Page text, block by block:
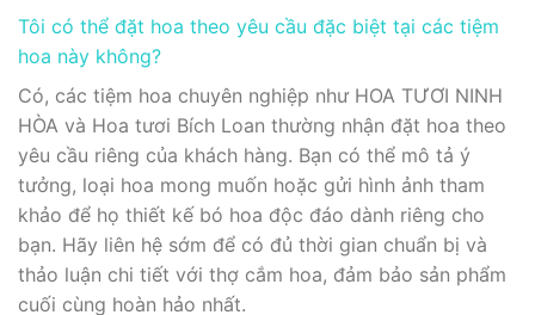
Tôi có thể đặt hoa theo yêu cầu đặc biệt tại các tiệm
hoa này không?
Có, các tiệm hoa chuyên nghiệp như HOA TƯƠI NINH
HÒA và Hoa tươi Bích Loan thường nhận đặt hoa theo
yêu cầu riêng của khách hàng. Bạn có thể mô tả ý
tưởng, loại hoa mong muốn hoặc gửi hình ảnh tham
khảo để họ thiết kế bó hoa độc đáo dành riêng cho
bạn. Hãy liên hệ sớm để có đủ thời gian chuẩn bị và
thảo luận chi tiết với thợ cắm hoa, đảm bảo sản phẩm
cuối cùng hoàn hảo nhất.